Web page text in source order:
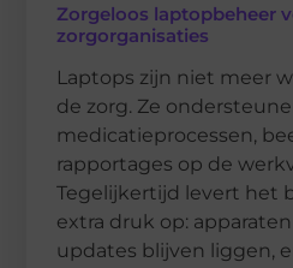
Zorgeloos laptopbeheer
zorgorganisaties
Laptops zijn niet meer
de zorg. Ze
medicatieprocessen,
rapportages op de
Tegelijkertijd levert het
extra druk op:
updates blijven liggen,